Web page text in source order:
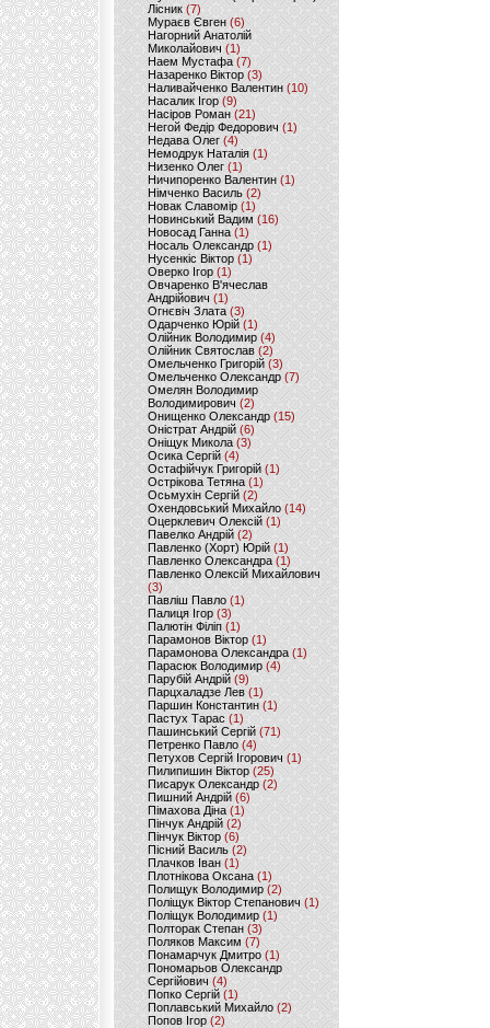
Лісник (7)
Мураєв Євген(6)
Нагорний Анатолій
Миколайович (1)
Наем Мустафа (7)
Назаренко Віктор (3)
Наливайченко Валентин (10)
Насалик Ігор(9)
Насіров Роман (21)
Негой Федір Федорович(1)
Недава Олег(4)
Немодрук Наталія(1)
Низенко Олег (1)
Ничипоренко Валентин (1)
Німченко Василь (2)
Новак Славомір (1)
Новинський Вадим (16)
Новосад Ганна (1)
Носаль Олександр (1)
Нусенкіс Віктор (1)
Оверко Ігор (1)
Овчаренко В'ячеслав
Андрійович(1)
Огнєвіч Злата (3)
Одарченко Юрій(1)
Олійник Володимир (4)
Олійник Святослав (2)
Омельченко Григорій (3)
Омельченко Олександр(7)
Омелян Володимир
Володимирович (2)
Онищенко Олександр (15)
Оністрат Андрій (6)
Оніщук Микола (3)
Осика Сергій(4)
Остафійчук Григорій(1)
Острікова Тетяна (1)
Осьмухін Сергій (2)
Охендовський Михайло (14)
Оцерклевич Олексій (1)
Павелко Андрій (2)
Павленко (Хорт) Юрій (1)
Павленко Олександра (1)
Павленко Олексій Михайлович
(3)
Павліш Павло(1)
Палиця Ігор (3)
Палютін Філіп(1)
Парамонов Віктор (1)
Парамонова Олександра(1)
Парасюк Володимир(4)
Парубій Андрій (9)
Парцхаладзе Лев (1)
Паршин Константин(1)
Пастух Тарас (1)
Пашинський Сергій (71)
Петренко Павло (4)
Петухов Сергій Ігорович (1)
Пилипишин Віктор(25)
Писарук Олександр(2)
Пишний Андрій (6)
Пімахова Діна(1)
Пінчук Андрій(2)
Пінчук Віктор (6)
Пісний Василь (2)
Плачков Іван(1)
Плотнікова Оксана (1)
Полищук Володимир(2)
Поліщук Віктор Степанович(1)
Поліщук Володимир (1)
Полторак Степан(3)
Поляков Максим (7)
Понамарчук Дмитро (1)
Пономарьов Олександр
Сергійович(4)
Попко Сергій (1)
Поплавський Михайло (2)
Попов Ігор(2)